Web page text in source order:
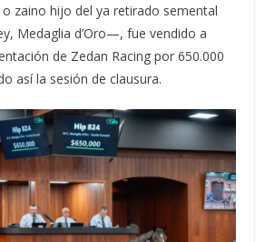
zaino hijo del ya retirado semental
Medaglia d’Oro—, fue vendido a
de Zedan Racing por 650.000
así la sesión de clausura.